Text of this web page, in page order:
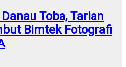
Toba, Tarian
Bimtek Fotografi